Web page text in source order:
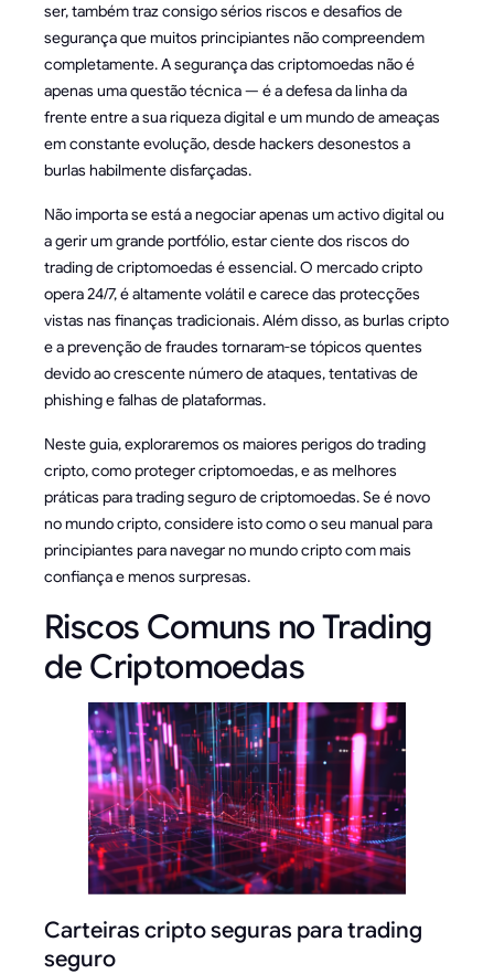
ser, também traz consigo sérios riscos e desafios de
segurança que muitos principiantes não compreendem
completamente. A segurança das criptomoedas não é
apenas uma questão técnica — é a defesa da linha da
frente entre a sua riqueza digital e um mundo de ameaças
em constante evolução, desde hackers desonestos a
burlas habilmente disfarçadas.
Não importa se está a negociar apenas um activo digital ou
a gerir um grande portfólio, estar ciente dos riscos do
trading de criptomoedas é essencial. O mercado cripto
opera 24/7, é altamente volátil e carece das protecções
vistas nas finanças tradicionais. Além disso, as burlas cripto
e a prevenção de fraudes tornaram-se tópicos quentes
devido ao crescente número de ataques, tentativas de
phishing e falhas de plataformas.
Neste guia, exploraremos os maiores perigos do trading
cripto, como proteger criptomoedas, e as melhores
práticas para trading seguro de criptomoedas. Se é novo
no mundo cripto, considere isto como o seu manual para
principiantes para navegar no mundo cripto com mais
confiança e menos surpresas.
Riscos Comuns no Trading
de Criptomoedas
Carteiras cripto seguras para trading
seguro